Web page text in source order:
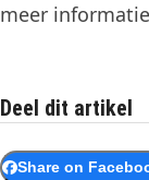
meer
Deel dit artikel
Share on